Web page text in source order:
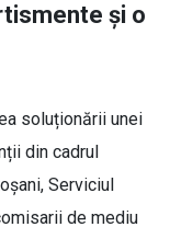
și o
soluționării unei
din cadrul
Serviciul
de mediu